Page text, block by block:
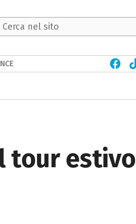
tour estivo